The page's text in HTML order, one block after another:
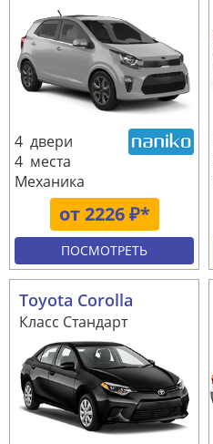
от 2226 ₽*
4 двери
4 места
Механика
ПОСМОТРЕТЬ
Toyota Corolla
Класс Стандарт